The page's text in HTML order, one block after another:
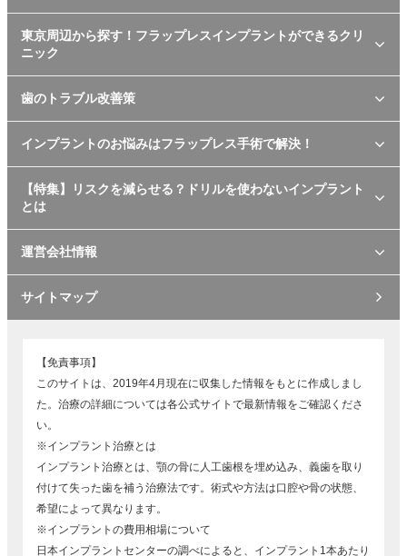
東京周辺から探す！フラップレスインプラントができるクリ
ニック
歯のトラブル改善策
インプラントのお悩みはフラップレス手術で解決！
【特集】リスクを減らせる？ドリルを使わないインプラント
とは
運営会社情報
サイトマップ
【免責事項】
このサイトは、2019年4月現在に収集した情報をもとに作成しまし
た。治療の詳細については各公式サイトで最新情報をご確認くださ
い。
※インプラント治療とは
インプラント治療とは、顎の骨に人工歯根を埋め込み、義歯を取り
付けて失った歯を補う治療法です。術式や方法は口腔や骨の状態、
希望によって異なります。
※インプラントの費用相場について
日本インプラントセンターの調べによると、インプラント1本あたり